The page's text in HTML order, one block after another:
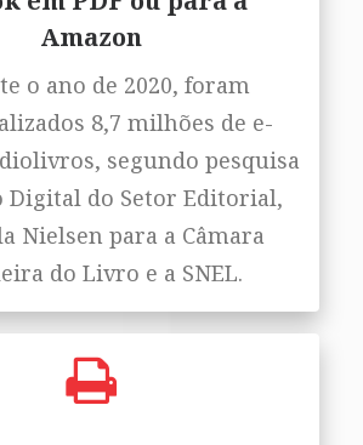
Amazon
o ano de 2020, foram
8,7 milhões de e-
segundo pesquisa
Digital do Setor Editorial,
Nielsen para a Câmara
do Livro e a SNEL.